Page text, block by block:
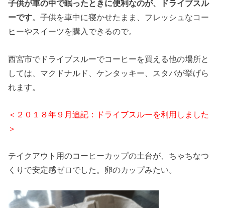
子供が車の中で眠ったときに便利なのが、ドライブスル
ーです。子供を車中に寝かせたまま、フレッシュなコー
ヒーやスイーツを購入できるので。
西宮市でドライブスルーでコーヒーを買える他の場所と
しては、マクドナルド、ケンタッキー、スタバが挙げら
れます。
＜２０１８年９月追記：ドライブスルーを利用しました
＞
テイクアウト用のコーヒーカップの土台が、ちゃちなつ
くりで安定感ゼロでした。卵のカップみたい。